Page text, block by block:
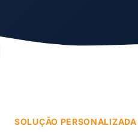
SOLUÇÃO PERSONALIZADA